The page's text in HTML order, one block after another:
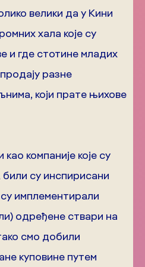
велики да у Кини
хала које су
и где стотине младих
разне
који прате њихове
као компаније које су
су инспирисани
имплементирали
одређене ствари на
смо добили
куповине путем